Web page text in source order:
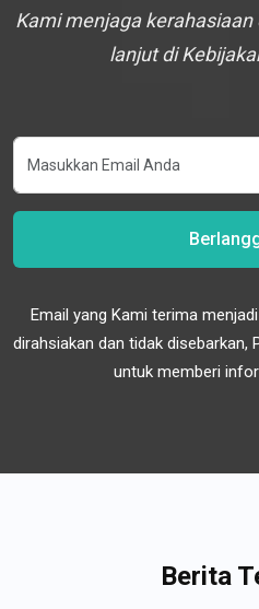
Kami menjaga
lanjut di
Email yang Kami terima
dirahsiakan dan tidak disebarkan,
untuk memberi
Berita